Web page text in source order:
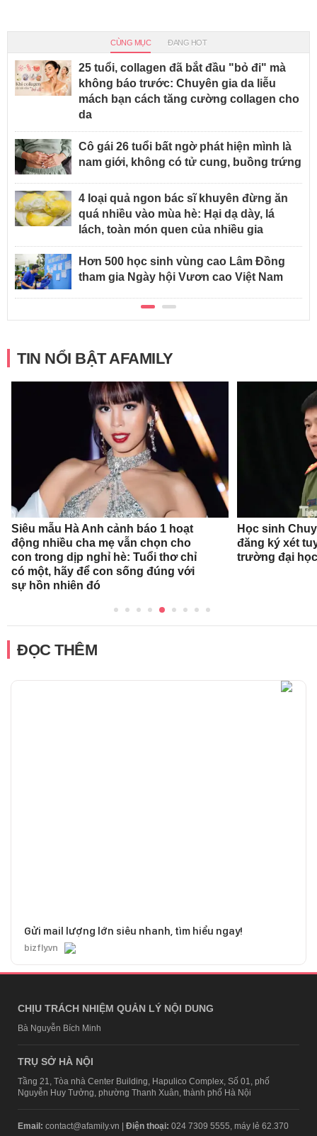
CÙNG MỤC ĐANG HOT
25 tuổi, collagen đã bắt đầu "bỏ đi" mà
không báo trước: Chuyên gia da liễu
mách bạn cách tăng cường collagen cho
da
Cô gái 26 tuổi bất ngờ phát hiện mình là
nam giới, không có tử cung, buồng trứng
4 loại quả ngon bác sĩ khuyên đừng ăn
quá nhiều vào mùa hè: Hại dạ dày, lá
lách, toàn món quen của nhiều gia
Hơn 500 học sinh vùng cao Lâm Đồng
tham gia Ngày hội Vươn cao Việt Nam
TIN NỔI BẬT AFAMILY
Siêu mẫu Hà Anh cảnh báo 1 hoạt
động nhiều cha mẹ vẫn chọn cho
con trong dịp nghỉ hè: Tuổi thơ chỉ
có một, hãy để con sống đúng với
sự hồn nhiên đó
Học sinh
đăng ký xét
trường đại
ĐỌC THÊM
Gửi mail lượng lớn siêu nhanh, tìm hiểu ngay!
bizfly.vn
CHỊU TRÁCH NHIỆM QUẢN LÝ NỘI DUNG
Bà Nguyễn Bích Minh
TRỤ SỞ HÀ NỘI
Tầng 21, Tòa nhà Center Building, Hapulico Complex, Số 01, phố
Nguyễn Huy Tưởng, phường Thanh Xuân, thành phố Hà Nội
Email: contact@afamily.vn | Điện thoại: 024 7309 5555, máy lẻ 62.370